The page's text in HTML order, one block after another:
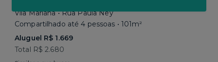
Vila Mariana • Rua Paula Ney
Compartilhado até 4 pessoas • 101m²
Aluguel R$ 1.669
Total R$ 2.680